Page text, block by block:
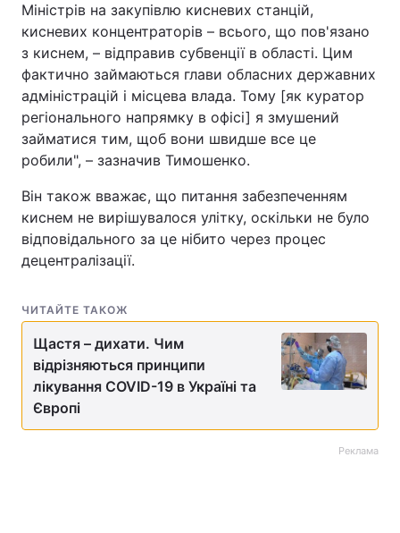
Тема оформлення
Міністрів на закупівлю кисневих станцій,
кисневих концентраторів – всього, що пов'язано
з киснем, – відправив субвенції в області. Цим
фактично займаються глави обласних державних
адміністрацій і місцева влада. Тому [як куратор
регіонального напрямку в офісі] я змушений
займатися тим, щоб вони швидше все це
робили", – зазначив Тимошенко.
Він також вважає, що питання забезпеченням
киснем не вирішувалося улітку, оскільки не було
відповідального за це нібито через процес
децентралізації.
ЧИТАЙТЕ ТАКОЖ
Щастя – дихати. Чим
відрізняються принципи
лікування COVID-19 в Україні та
Європі
Реклама